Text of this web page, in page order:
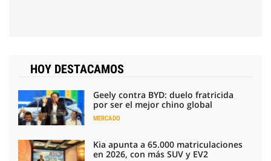
HOY DESTACAMOS
Geely contra BYD: duelo fratricida
por ser el mejor chino global
MERCADO
Kia apunta a 65.000 matriculaciones
en 2026, con más SUV y EV2